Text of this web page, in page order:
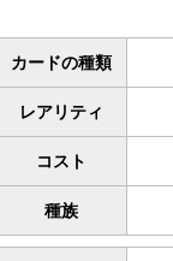
カードの種類
レアリティ
コスト
種族